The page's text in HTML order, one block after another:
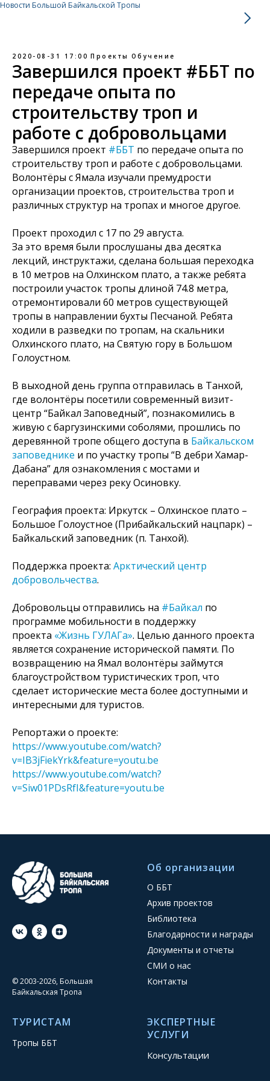
Новости Большой Байкальской Тропы
2020-08-31 17:00 Проекты Обучение
Завершился проект #ББТ по
передаче опыта по
строительству троп и
работе с добровольцами
Завершился проект #ББТ по передаче опыта по
строительству троп и работе с добровольцами.
Волонтёры с Ямала изучали премудрости
организации проектов, строительства троп и
различных структур на тропах и многое другое.
Проект проходил с 17 по 29 августа.
За это время были прослушаны два десятка
лекций, инструктажи, сделана большая переходка
в 10 метров на Олхинском плато, а также ребята
построили участок тропы длиной 74.8 метра,
отремонтировали 60 метров существующей
тропы в направлении бухты Песчаной. Ребята
ходили в разведки по тропам, на скальники
Олхинского плато, на Святую гору в Большом
Голоустном.
В выходной день группа отправилась в Танхой,
где волонтёры посетили современный визит-
центр “Байкал Заповедный”, познакомились в
живую с баргузинскими соболями, прошлись по
деревянной тропе общего доступа в Байкальском
заповеднике и по участку тропы “В дебри Хамар-
Дабана” для ознакомления с мостами и
переправами через реку Осиновку.
География проекта: Иркутск – Олхинское плато –
Большое Голоустное (Прибайкальский нацпарк) –
Байкальский заповедник (п. Танхой).
Поддержка проекта: Арктический центр
добровольчества.
Добровольцы отправились на #Байкал по
программе мобильности в поддержку
проекта «Жизнь ГУЛАГа». Целью данного проекта
является сохранение исторической памяти. По
возвращению на Ямал волонтёры займутся
благоустройством туристических троп, что
сделает исторические места более доступными и
интересными для туристов.
Репортажи о проекте:
https://www.youtube.com/watch?
v=IB3jFiekYrk&feature=youtu.be
https://www.youtube.com/watch?
v=Siw01PDsRfI&feature=youtu.be
© 2003-2026, Большая
Байкальская Тропа
Об организации
О ББТ
Архив проектов
Библиотека
Благодарности и награды
Документы и отчеты
СМИ о нас
Контакты
ТУРИСТАМ
Тропы ББТ
ЭКСПЕРТНЫЕ
УСЛУГИ
Консультации